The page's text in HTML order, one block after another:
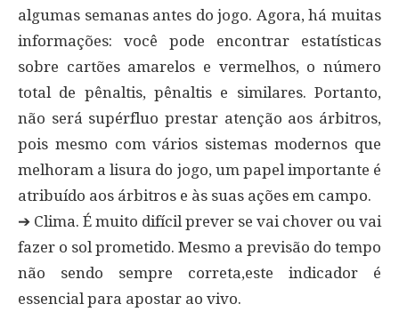
algumas semanas antes do jogo. Agora, há muitas
informações: você pode encontrar estatísticas
sobre cartões amarelos e vermelhos, o número
total de pênaltis, pênaltis e similares. Portanto,
não será supérfluo prestar atenção aos árbitros,
pois mesmo com vários sistemas modernos que
melhoram a lisura do jogo, um papel importante é
atribuído aos árbitros e às suas ações em campo.
➔ Clima. É muito difícil prever se vai chover ou vai
fazer o sol prometido. Mesmo a previsão do tempo
não sendo sempre correta,este indicador é
essencial para apostar ao vivo.